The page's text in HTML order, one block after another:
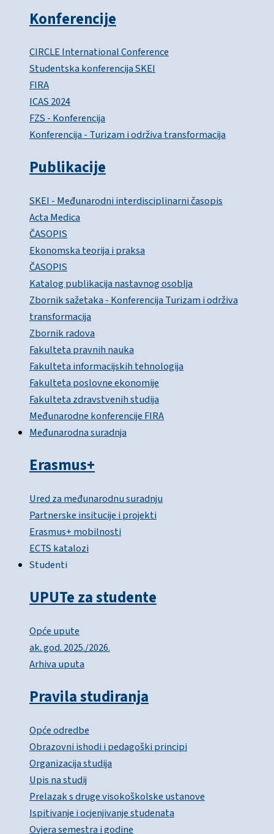
Konferencije
CIRCLE International Conference
Studentska konferencija SKEI
FIRA
ICAS 2024
FZS - Konferencija
Konferencija - Turizam i održiva transformacija
Publikacije
SKEI - Međunarodni interdisciplinarni časopis
Acta Medica
ČASOPIS
Ekonomska teorija i praksa
ČASOPIS
Katalog publikacija nastavnog osoblja
Zbornik sažetaka - Konferencija Turizam i održiva
transformacija
Zbornik radova
Fakulteta pravnih nauka
Fakulteta informacijskih tehnologija
Fakulteta poslovne ekonomije
Fakulteta zdravstvenih studija
Međunarodne konferencije FIRA
Međunarodna suradnja
Erasmus+
Ured za međunarodnu suradnju
Partnerske insitucije i projekti
Erasmus+ mobilnosti
ECTS katalozi
Studenti
UPUTe za studente
Opće upute
ak. god. 2025./2026.
Arhiva uputa
Pravila studiranja
Opće odredbe
Obrazovni ishodi i pedagoški principi
Organizacija studija
Upis na studij
Prelazak s druge visokoškolske ustanove
Ispitivanje i ocjenjivanje studenata
Ovjera semestra i godine